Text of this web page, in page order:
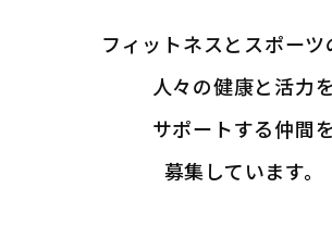
フィットネスとスポーツ
人々の健康と活力を
サポートする仲間を
募集しています。